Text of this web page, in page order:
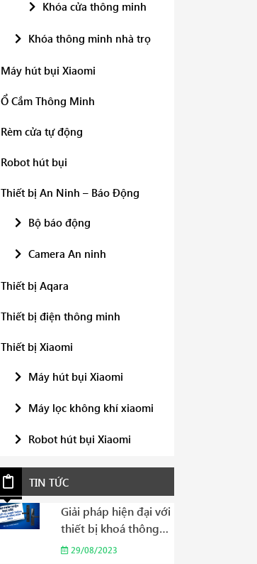
Khóa cửa thông minh
Khóa thông minh nhà trọ
Máy hút bụi Xiaomi
Ổ Cắm Thông Minh
Rèm cửa tự động
Robot hút bụi
Thiết bị An Ninh – Báo Động
Bộ báo động
Camera An ninh
Thiết bị Aqara
Thiết bị điện thông minh
Thiết bị Xiaomi
Máy hút bụi Xiaomi
Máy lọc không khí xiaomi
Robot hút bụi Xiaomi
TIN TỨC
Giải pháp hiện đại với
thiết bị khoá thông
minh Đà Nẵng năm
29/08/2023